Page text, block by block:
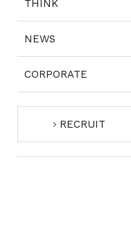
THINK
NEWS
CORPORATE
THINK
NEWS
CORPORATE
RECRUIT